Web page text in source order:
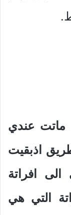
ماتت عندي
اذبقيت
افراتة
التي هي